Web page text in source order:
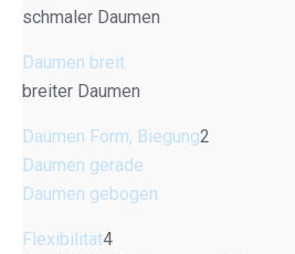
schmaler Daumen
Daumen breit
breiter Daumen
Daumen Form, Biegung2
Daumen gerade
Daumen gebogen
Flexibilität4